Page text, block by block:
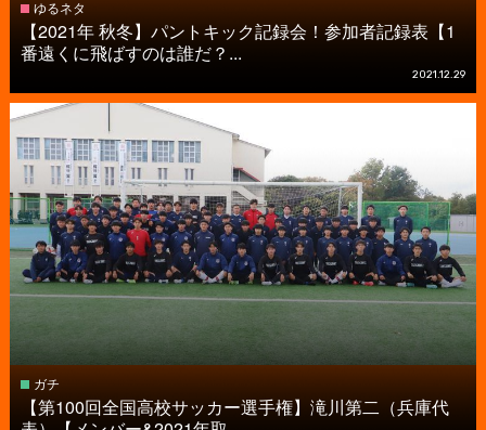
ゆるネタ
【2021年 秋冬】パントキック記録会！参加者記録表【1
番遠くに飛ばすのは誰だ？...
2021.12.29
ガチ
【第100回全国高校サッカー選手権】滝川第二（兵庫代